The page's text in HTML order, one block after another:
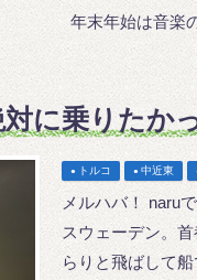
年末年始は音楽
に乗りたか
トルコ 中近東
メルハバ！ naru
スウェーデン。
らりと飛ばして